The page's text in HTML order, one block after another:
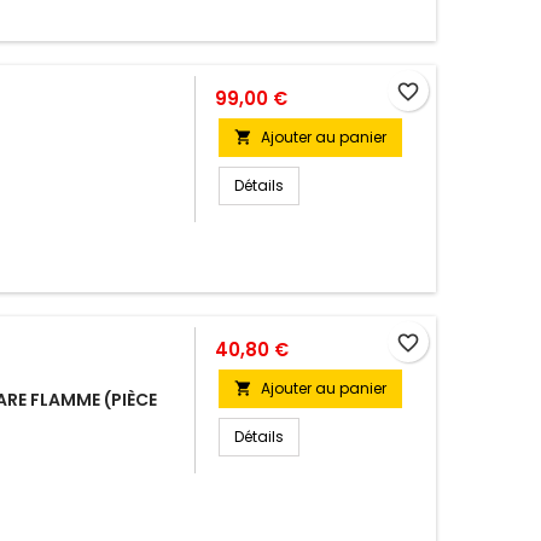
99,00 €
 Ajouter au panier
Détails
favorite_border
FLAMME (PIÈCE
40,80 €
 Ajouter au panier
Détails
favorite_border